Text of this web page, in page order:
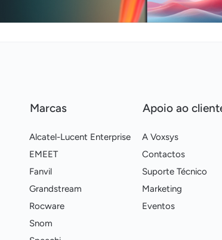
Marcas
Alcatel-Lucent Enterprise
EMEET
Fanvil
Grandstream
Rocware
Snom
Apoio ao
A Voxsys
Contactos
Suporte Técnico
Marketing
Eventos